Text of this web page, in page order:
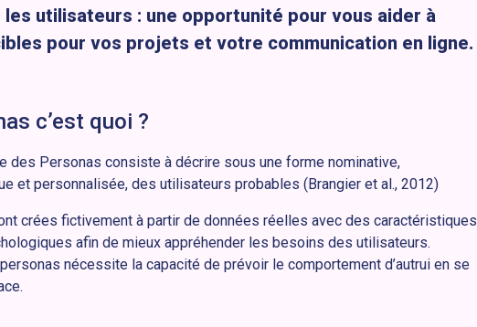
les utilisateurs : une opportunité pour vous aider à
pour vos projets et votre communication en ligne.
c’est quoi ?
des Personas consiste à décrire sous une forme nominative,
et personnalisée, des utilisateurs probables (Brangier et al., 2012)
crées fictivement à partir de données réelles avec des caractéristiques
afin de mieux appréhender les besoins des utilisateurs.
nécessite la capacité de prévoir le comportement d’autrui en se